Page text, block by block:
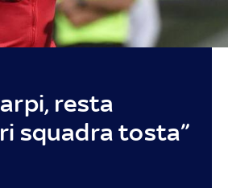
resta
squadra tosta”